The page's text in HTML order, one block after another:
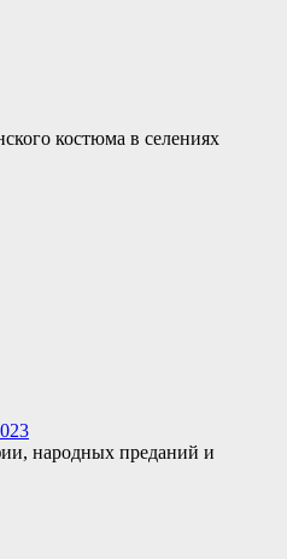
костюма в селениях
народных преданий и